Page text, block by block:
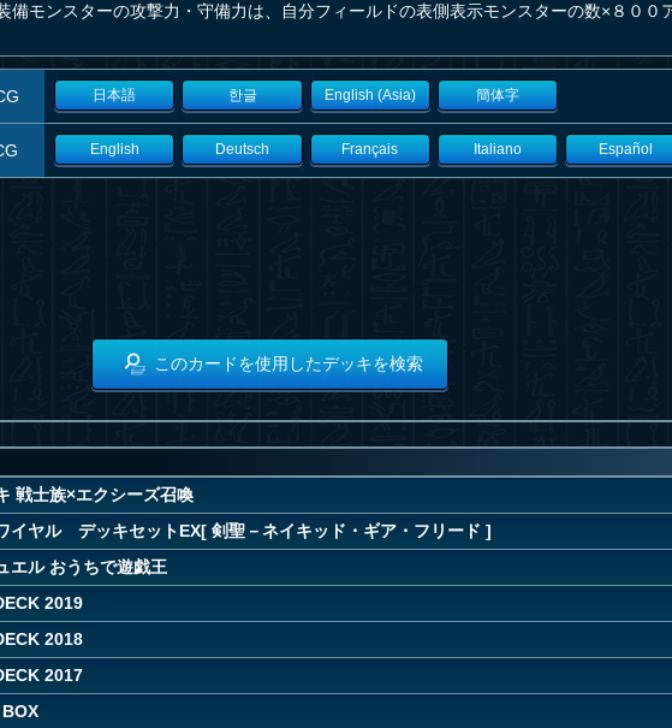
備モンスターの攻撃力・守備力は、自分フィールドの表側表示モンスターの数×８００
日本語 한글 English (Asia) 簡体字
English Deutsch Français Italiano Español
このカードを使用したデッキを検索
戦士族×エクシーズ召喚
イヤル デッキセットEX[ 剣聖－ネイキッド・ギア・フリード ]
エル おうちで遊戯王
2019
2018
2017